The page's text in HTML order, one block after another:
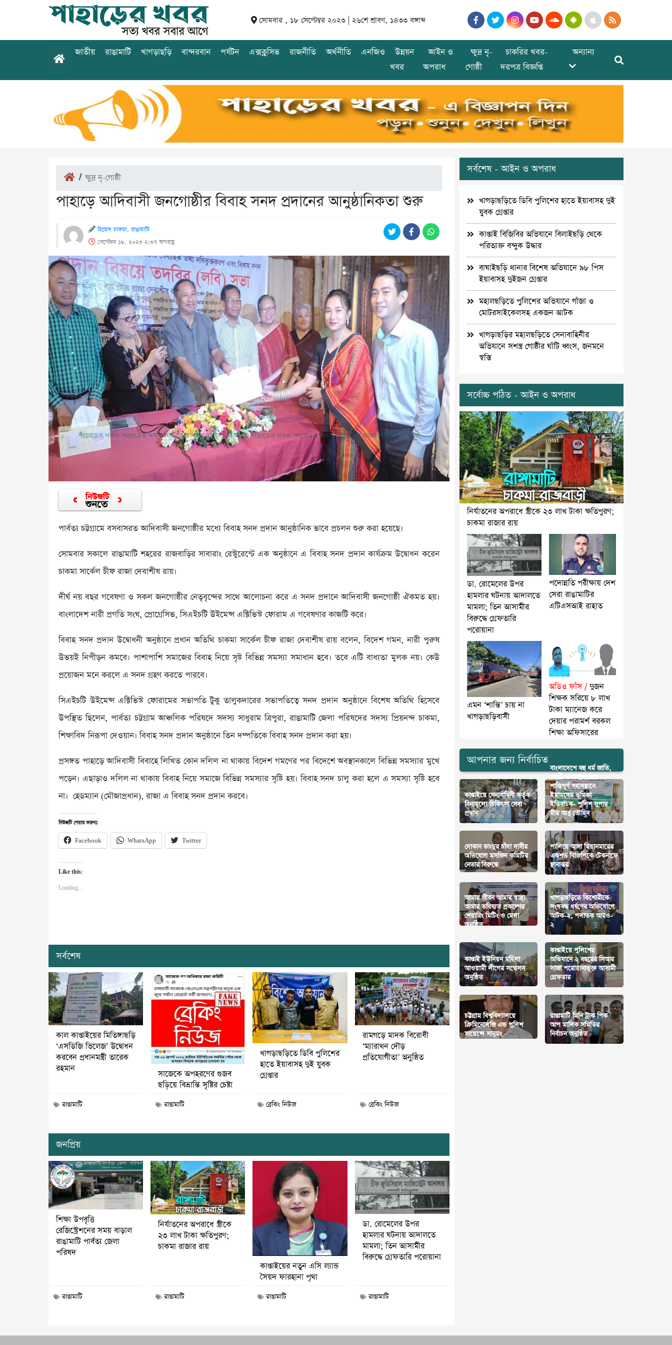
সোমবার , ১৮ সেপ্টেম্বর ২০২৩ | ২৬শে শ্রাবণ, ১৪৩৩ বঙ্গাব্দ
জাতীয় রাঙামাটি খাগড়াছড়ি বান্দরবান পর্যটন এক্সক্লুসিভ রাজনীতি অর্থনীতি এনজিও
উন্নয়ন
খবর
আইন ও
অপরাধ
ক্ষুদ্র নৃ-
গোষ্ঠী
চাকরির খবর-
দরপত্র বিজ্ঞপ্তি
অন্যান্য
/ ক্ষুদ্র নৃ-গোষ্ঠী
পাহাড়ে আদিবাসী জনগোষ্ঠীর বিবাহ সনদ প্রদানের আনুষ্ঠানিকতা শুরু
হিমেল চাকমা, রাঙামাটি
সেপ্টেম্বর ১৮, ২০২৩ ২:৩৭ অপরাহ্ণ
পার্বত্য চট্টগ্রামে বসবাসরত আদিবাসী জনগোষ্ঠীর মধ্যে বিবাহ সনদ প্রদান আনুষ্ঠানিক ভাবে প্রচলন শুরু করা হয়েছে।
সোমবার সকালে রাঙামাটি শহরের রাজবাড়ির সাবারাং রেস্টুরেন্টে এক অনুষ্ঠানে এ বিবাহ সনদ প্রদান কার্যক্রম উদ্বোধন করেন
চাকমা সার্কেল চীফ রাজা দেবাশীষ রায়।
দীর্ঘ নয় বছর গবেষণা ও সকল জনগোষ্ঠীর নেতৃবৃন্দের সাথে আলোচনা করে এ সনদ প্রদানে আদিবাসী জনগোষ্ঠী ঐকমত হয়।
বাংলাদেশ নারী প্রগতি সংঘ, প্রোগ্রেসিভ, সিএইচটি উইমেন্স এক্টিভিস্ট ফোরাম এ গবেষণার কাজটি করে।
বিবাহ সনদ প্রদান উদ্বোধনী অনুষ্ঠানে প্রধান অতিথি চাকমা সার্কেল চীফ রাজা দেবাশীষ রায় বলেন, বিদেশ গমন, নারী পুরুষ
উভয়ই নিপীড়ন কমবে। পাশাপাশি সমাজের বিবাহ নিয়ে সৃষ্ট বিভিন্ন সমস্যা সমাধান হবে। তবে এটি বাধ্যতা মুলক নয়। কেউ
প্রয়োজন মনে করলে এ সনদ গ্রহণ করতে পারবে।
সিএইচটি উইমেন্স এক্টিভিস্ট ফোরামের সভাপতি টুকু তালুকদারের সভাপতিত্বে সনদ প্রদান অনুষ্ঠানে বিশেষ অতিথি হিসেবে
উপস্থিত ছিলেন, পার্বত্য চট্টগ্রাম আঞ্চলিক পরিষদে সদস্য সাধুরাম ত্রিপুরা, রাঙামাটি জেলা পরিষদের সদস্য প্রিয়নন্দ চাকমা,
শিক্ষাবিদ নিরূপা দেওয়ান। বিবাহ সনদ প্রদান অনুষ্ঠানে তিন দম্পতিকে বিবাহ সনদ প্রদান করা হয়।
প্রসঙ্গত পাহাড়ে আদিবাসী বিবাহে লিখিত কোন দলিল না থাকায় বিদেশ গমণের পর বিদেশে অবস্থানকালে বিভিন্ন সমস্যার মুখে
পড়েন। এছাড়াও দলিল না থাকায় বিবাহ নিয়ে সমাজে বিভিন্ন সমস্যার সৃষ্টি হয়। বিবাহ সনদ চালু করা হলে এ সমস্যা সৃষ্টি হবে
না। হেডম্যান (মৌজাপ্রধান), রাজা এ বিবাহ সনদ প্রদান করবে।
নিউজটি শেয়ার করুনঃ
Facebook WhatsApp Twitter
Like this:
Loading...
সর্বশেষ
কাল কাপ্তাইয়ের মিতিঙ্গাছড়ি
‘এসডিজি ভিলেজ’ উদ্বোধন
করবেন প্রধানমন্ত্রী তারেক
রহমান
রাঙামাটি
সাজেকে অপহরণের গুজব
ছড়িয়ে বিভ্রান্তি সৃষ্টির চেষ্টা
রাঙামাটি
খাগড়াছড়িতে ডিবি পুলিশের
হাতে ইয়াবাসহ দুই যুবক
গ্রেপ্তার
ব্রেকিং নিউজ
রামগড়ে মাদক বিরোধী
‘ম্যারাথন দৌড়
প্রতিযোগীতা’ অনুষ্ঠিত
ব্রেকিং নিউজ
জনপ্রিয়
শিক্ষা উপবৃত্তি
রেজিস্ট্রেশনের সময় বাড়াল
রাঙামাটি পার্বত্য জেলা
পরিষদ
রাঙামাটি
নির্যাতনের অপরাধে স্ত্রীকে
২৩ লাখ টাকা ক্ষতিপুরণ;
চাকমা রাজার রায়
রাঙামাটি
কাপ্তাইয়ের নতুন এসি ল্যান্ড
সৈয়দ ফারহানা পৃথা
রাঙামাটি
ডা. রোমেলের উপর
হামলার ঘটনায় আদালতে
মামলা; তিন আসামীর
বিরুদ্ধে গ্রেফতারি পরোয়ানা
রাঙামাটি
সর্বশেষ - আইন ও অপরাধ
খাগড়াছড়িতে ডিবি পুলিশের হাতে ইয়াবাসহ দুই
যুবক গ্রেপ্তার
কাপ্তাই বিজিবির অভিযানে বিলাইছড়ি থেকে
পরিত্যক্ত বন্দুক উদ্ধার
বাঘাইছড়ি থানার বিশেষ অভিযানে ৯৮ পিস
ইয়াবাসহ দুইজন গ্রেপ্তার
মহালছড়িতে পুলিশের অভিযানে গাঁজা ও
মোটরসাইকেলসহ একজন আটক
খাগড়াছড়ির মহালছড়িতে সেনাবাহিনীর
অভিযানে সশস্ত্র গোষ্ঠীর ঘাঁটি ধ্বংস, জনমনে
স্বস্তি
সর্বোচ্চ পঠিত - আইন ও অপরাধ
নির্যাতনের অপরাধে স্ত্রীকে ২৩ লাখ টাকা ক্ষতিপুরণ;
চাকমা রাজার রায়
ডা. রোমেলের উপর
হামলার ঘটনায় আদালতে
মামলা; তিন আসামীর
বিরুদ্ধে গ্রেফতারি
পরোয়ানা
পদোন্নতি পরীক্ষায় দেশ
সেরা রাঙামাটির
এটিএসআই রাহাত
এমন ‘শান্তি’ চায় না
খাগড়াছড়িবাসী
অডিও ফাঁস /দুজন
শিক্ষক সরিয়ে ৮ লাখ
টাকা ম্যানেজ করে
দেয়ার পরামর্শ বরকল
শিক্ষা অফিসারের
আপনার জন্য নির্বাচিত
কাপ্তাইয়ে সেনাবাহিনী কর্তৃক
বিনামূল্যে চিকিৎসা সেবা
প্রদান
বাংলাদেশে বহু ধর্ম জাতি,
গোষ্ঠী ও সম্প্রদায়ের
শান্তিপূর্ণ সহাবস্থানে
ইমামদের ভূমিকা
ইতিবাচক- পুলিশ সুপার
মীর আবু তৌহিদ
দোকান ভাংচুর চাঁদা দাবীর
অভিযোগ মসজিদ কমিটির
নেতার বিরুদ্ধে
পালিয়ে আসা মিয়ানমারের
একশত বিজিপিকে টেকনাফে
স্থানান্তর
আমার জীবন আমার স্বাস্থ্য
আমার ভবিষ্যত প্রকল্পের
শেয়ারিং মিটিং ও মেলা
অনুষ্ঠিত
খাগড়াছড়িতে কিশোরীকে
সংঘবদ্ধ ধর্ষণের অভিযোগে
আটক-২, পলাতক আরও-
২
কাপ্তাই ইউনিয়ন মহিলা
আওয়ামী লীগের সম্মেলন
অনুষ্ঠিত
কাপ্তাইয়ে পুলিশের
অভিযানে ২ বছরের সিআর
সাজা পরোয়ানাভূক্ত আসামী
গ্রেফতার
চট্টগ্রাম বিশ্ববিদ্যালয়ে
ক্রিমিনোলজি এন্ড পুলিশ
সায়েন্সে সানুমং
রাঙামাটি মিনি ট্রাক পিক
আপ মালিক সমিতির
নির্বাচন অনুষ্ঠিত